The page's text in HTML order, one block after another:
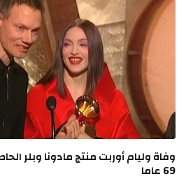
وفاة وليام أوربت منتج مادونا وبلر
69 عاما